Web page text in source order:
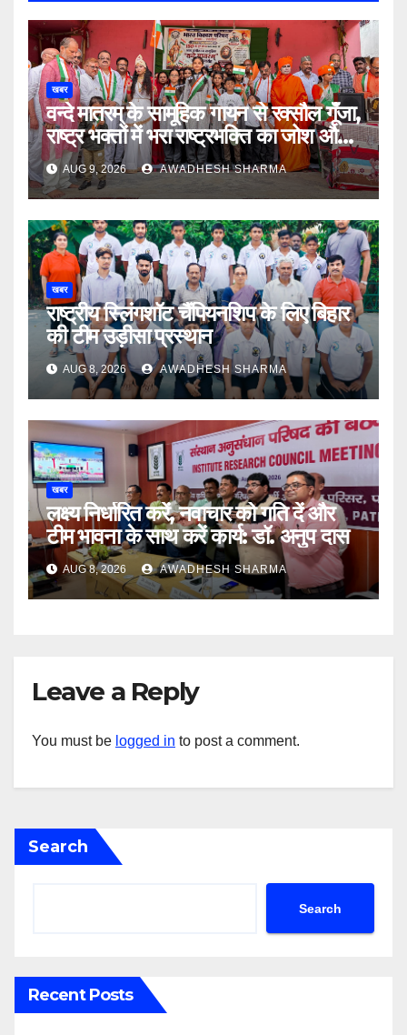
खबर
वन्दे मातरम् के सामूहिक गायन से रक्सौल गूंँजा,
राष्ट्र भक्तों में भरा राष्ट्रभक्ति का जोश और
उमंग
AUG 9, 2026 AWADHESH SHARMA
खबर
राष्ट्रीय स्लिंगशॉट चैंपियनशिप के लिए बिहार
की टीम उड़ीसा प्रस्थान
AUG 8, 2026 AWADHESH SHARMA
खबर
लक्ष्य निर्धारित करें, नवाचार को गति दें और
टीम भावना के साथ करें कार्य: डॉ. अनुप दास
AUG 8, 2026 AWADHESH SHARMA
Leave a Reply
You must be logged in to post a comment.
Search
Search
Recent Posts